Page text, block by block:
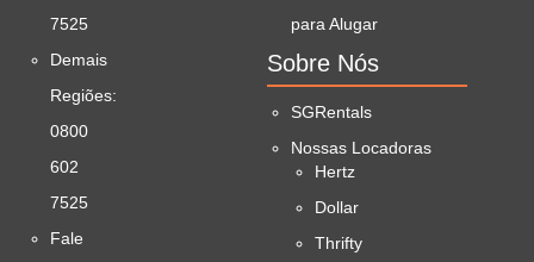
7525
Demais
Regiões:
0800
602
7525
Fale
para Alugar
Sobre Nós
SGRentals
Nossas Locadoras
Hertz
Dollar
Thrifty